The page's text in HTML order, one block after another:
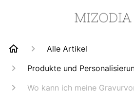
Alle Artikel
Produkte und
Wo kann ich meine